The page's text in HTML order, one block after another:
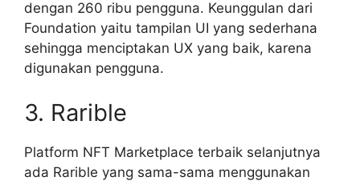
dengan 260 ribu pengguna. Keunggulan dari
Foundation yaitu tampilan UI yang sederhana
sehingga menciptakan UX yang baik, karena
digunakan pengguna.
3. Rarible
Platform NFT Marketplace terbaik selanjutnya
ada Rarible yang sama-sama menggunakan